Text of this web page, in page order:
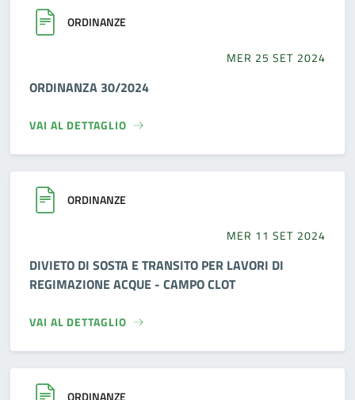
ORDINANZE
MER 25 SET 2024
ORDINANZA 30/2024
VAI AL DETTAGLIO
ORDINANZE
MER 11 SET 2024
DIVIETO DI SOSTA E TRANSITO PER LAVORI DI
REGIMAZIONE ACQUE - CAMPO CLOT
VAI AL DETTAGLIO
ORDINANZE